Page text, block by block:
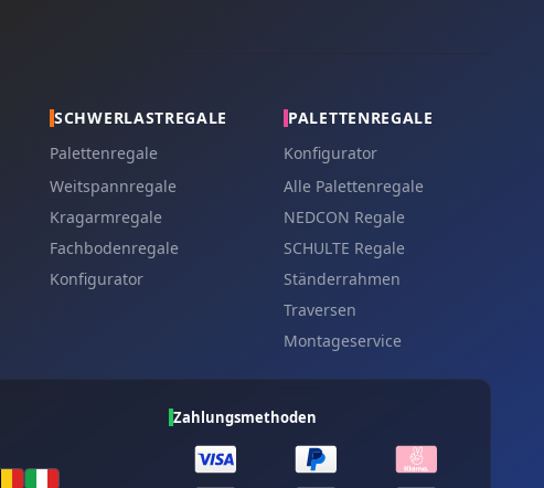
SCHWERLASTREGALE
Palettenregale
Weitspannregale
Kragarmregale
Fachbodenregale
Konfigurator
PALETTENREGALE
Konfigurator
Alle Palettenregale
NEDCON Regale
SCHULTE Regale
Ständerrahmen
Traversen
Montageservice
Zahlungsmethoden